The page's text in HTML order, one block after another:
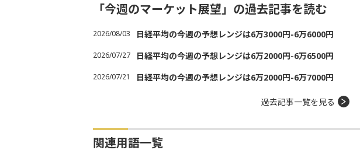
「今週のマーケット展望」の過去記事を読む
2026/08/03 日経平均の今週の予想レンジは6万3000円-6万6000円
2026/07/27 日経平均の今週の予想レンジは6万2000円-6万6500円
2026/07/21 日経平均の今週の予想レンジは6万2000円-6万7000円
過去記事一覧を見る
関連用語一覧